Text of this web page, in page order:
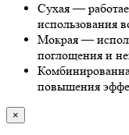
Сухая —
использования
Мокрая —
поглощения и
повышения
×